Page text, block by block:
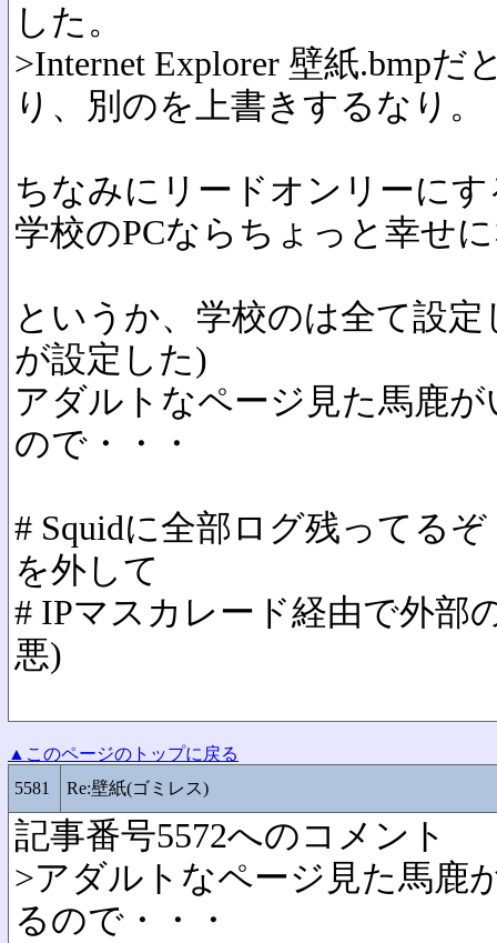
した。
>Internet Explorer 壁紙.bmp
り、別のを上書きするなり。
ちなみにリードオンリーに
学校のPCならちょっと幸せ
というか、学校のは全て設
が設定した)
アダルトなページ見た馬鹿
ので・・・
# Squidに全部ログ残ってる
を外して
# IPマスカレード経由で外部
悪)
▲このページのトップに戻る
5581
Re:壁紙(ゴミレス)
記事番号5572へのコメント
>アダルトなページ見た馬鹿
るので・・・